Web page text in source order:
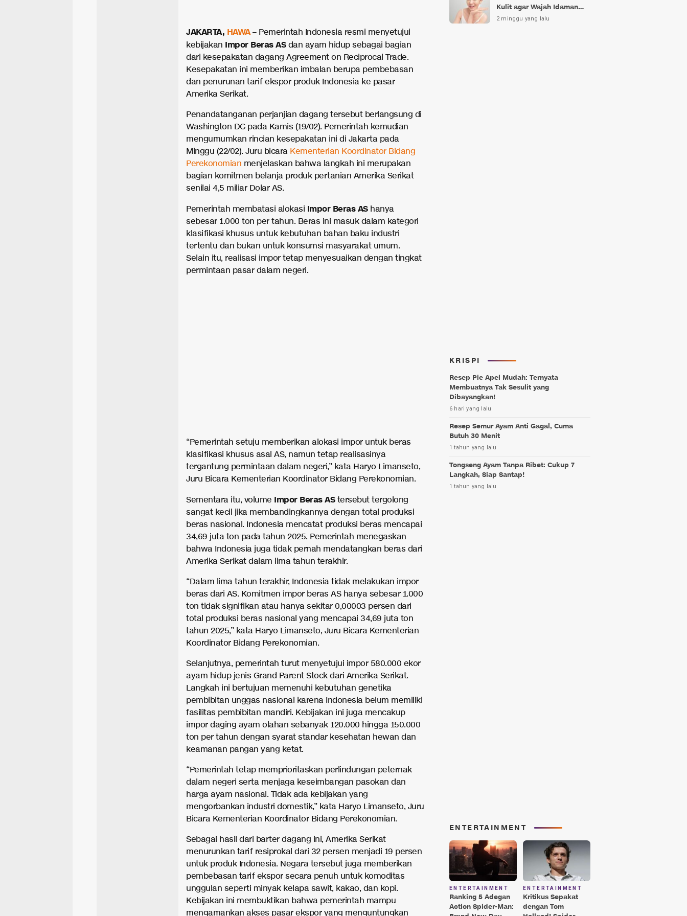
JAKARTA, HAWA– Pemerintah Indonesia resmi menyetujui
kebijakan Impor Beras ASdan ayam hidup sebagai bagian
dari kesepakatan dagang Agreement on Reciprocal Trade.
Kesepakatan ini memberikan imbalan berupa pembebasan
dan penurunan tarif ekspor produk Indonesia ke pasar
Amerika Serikat.
Penandatanganan perjanjian dagang tersebut berlangsung di
Washington DC pada Kamis (19/02). Pemerintah kemudian
mengumumkan rincian kesepakatan ini di Jakarta pada
Minggu (22/02). Juru bicara Kementerian Koordinator Bidang
Perekonomian menjelaskan bahwa langkah ini merupakan
bagian komitmen belanja produk pertanian Amerika Serikat
senilai 4,5 miliar Dolar AS.
Pemerintah membatasi alokasi Impor Beras AShanya
sebesar 1.000 ton per tahun. Beras ini masuk dalam kategori
klasifikasi khusus untuk kebutuhan bahan baku industri
tertentu dan bukan untuk konsumsi masyarakat umum.
Selain itu, realisasi impor tetap menyesuaikan dengan tingkat
permintaan pasar dalam negeri.
“Pemerintah setuju memberikan alokasi impor untuk beras
klasifikasi khusus asal AS, namun tetap realisasinya
tergantung permintaan dalam negeri,” kata Haryo Limanseto,
Juru Bicara Kementerian Koordinator Bidang Perekonomian.
Sementara itu, volume Impor Beras AStersebut tergolong
sangat kecil jika membandingkannya dengan total produksi
beras nasional. Indonesia mencatat produksi beras mencapai
34,69 juta ton pada tahun 2025. Pemerintah menegaskan
bahwa Indonesia juga tidak pernah mendatangkan beras dari
Amerika Serikat dalam lima tahun terakhir.
“Dalam lima tahun terakhir, Indonesia tidak melakukan impor
beras dari AS. Komitmen impor beras AS hanya sebesar 1.000
ton tidak signifikan atau hanya sekitar 0,00003 persen dari
total produksi beras nasional yang mencapai 34,69 juta ton
tahun 2025,” kata Haryo Limanseto, Juru Bicara Kementerian
Koordinator Bidang Perekonomian.
Selanjutnya, pemerintah turut menyetujui impor 580.000 ekor
ayam hidup jenis Grand Parent Stock dari Amerika Serikat.
Langkah ini bertujuan memenuhi kebutuhan genetika
pembibitan unggas nasional karena Indonesia belum memiliki
fasilitas pembibitan mandiri. Kebijakan ini juga mencakup
impor daging ayam olahan sebanyak 120.000 hingga 150.000
ton per tahun dengan syarat standar kesehatan hewan dan
keamanan pangan yang ketat.
“Pemerintah tetap memprioritaskan perlindungan peternak
dalam negeri serta menjaga keseimbangan pasokan dan
harga ayam nasional. Tidak ada kebijakan yang
mengorbankan industri domestik,” kata Haryo Limanseto, Juru
Bicara Kementerian Koordinator Bidang Perekonomian.
Sebagai hasil dari barter dagang ini, Amerika Serikat
menurunkan tarif resiprokal dari 32 persen menjadi 19 persen
untuk produk Indonesia. Negara tersebut juga memberikan
pembebasan tarif ekspor secara penuh untuk komoditas
unggulan seperti minyak kelapa sawit, kakao, dan kopi.
Kebijakan ini membuktikan bahwa pemerintah mampu
mengamankan akses pasar ekspor yang menguntungkan
Kulit agar Wajah Idaman
Bukan Sekadar Mimpi
2 minggu yang lalu
KRISPI
Resep Pie Apel Mudah: Ternyata
Membuatnya Tak Sesulit yang
Dibayangkan!
6 hari yang lalu
Resep Semur Ayam Anti Gagal, Cuma
Butuh 30 Menit
1 tahun yang lalu
Tongseng Ayam Tanpa Ribet: Cukup 7
Langkah, Siap Santap!
1 tahun yang lalu
ENTERTAINMENT
ENTERTAINMENT
Ranking 5 Adegan
Action Spider-Man:
ENTERTAINMENT
Kritikus Sepakat
dengan Tom